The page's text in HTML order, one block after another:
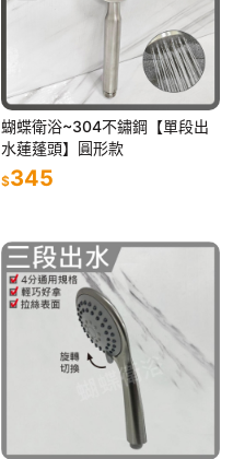
蝴蝶衛浴~304不鏽鋼【單段出
水蓮蓬頭】圓形款
$345